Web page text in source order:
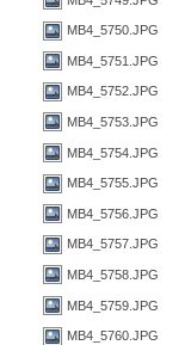
MB4_5750.JPG
MB4_5751.JPG
MB4_5752.JPG
MB4_5753.JPG
MB4_5754.JPG
MB4_5755.JPG
MB4_5756.JPG
MB4_5757.JPG
MB4_5758.JPG
MB4_5759.JPG
MB4_5760.JPG